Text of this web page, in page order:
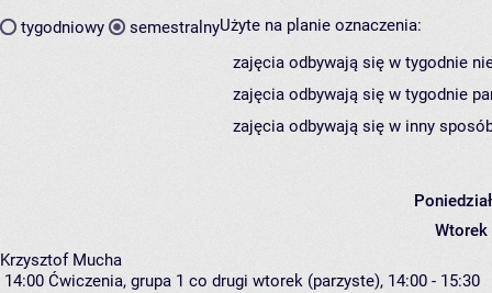
tygodniowy semestralnyUżyte na planie oznaczenia:
zajęcia odbywają się w tygodnie
zajęcia odbywają się w tygodnie
zajęcia odbywają się w inny
Wtorek
Krzysztof Mucha
14:00 Ćwiczenia, grupa 1 co drugi wtorek (parzyste), 14:00 - 15:30